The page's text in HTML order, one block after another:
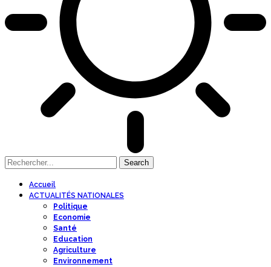
Accueil
ACTUALITÉS NATIONALES
Politique
Economie
Santé
Education
Agriculture
Environnement